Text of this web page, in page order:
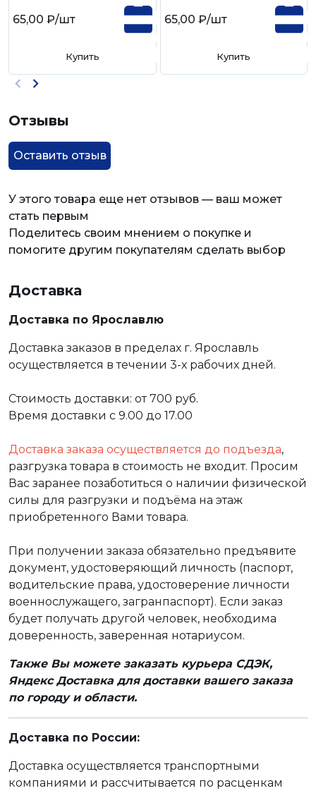
65,00 ₽/шт
Купить
65,00 ₽/шт
Купить
Отзывы
Оставить отзыв
У этого товара еще нет отзывов — ваш может
стать первым
Поделитесь своим мнением о покупке и
помогите другим покупателям сделать выбор
Доставка
Доставка по Ярославлю
Доставка заказов в пределах г. Ярославль
осуществляется в течении 3-х рабочих дней.
Стоимость доставки: от 700 руб.
Время доставки с 9.00 до 17.00
Доставка заказа осуществляется до подъезда,
разгрузка товара в стоимость не входит. Просим
Вас заранее позаботиться о наличии физической
силы для разгрузки и подъёма на этаж
приобретенного Вами товара.
При получении заказа обязательно предъявите
документ, удостоверяющий личность (паспорт,
водительские права, удостоверение личности
военнослужащего, загранпаспорт). Если заказ
будет получать другой человек, необходима
доверенность, заверенная нотариусом.
Также Вы можете заказать курьера СДЭК,
Яндекс Доставка для доставки вашего заказа
по городу и области.
Доставка по России:
Доставка осуществляется транспортными
компаниями и рассчитывается по расценкам